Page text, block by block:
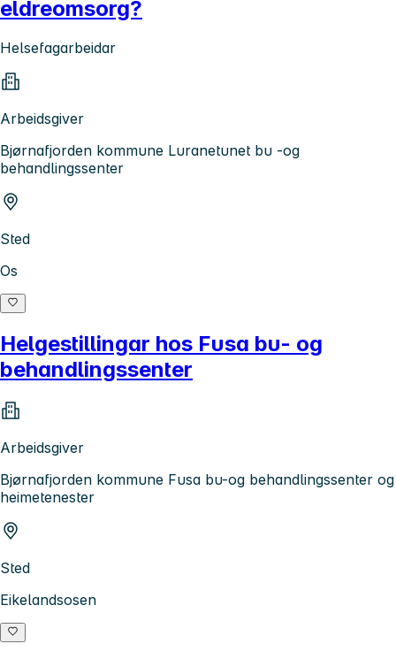
eldreomsorg?
Helsefagarbeidar
Arbeidsgiver
Bjørnafjorden kommune Luranetunet bu -og
behandlingssenter
Sted
Os
Helgestillingar hos Fusa bu- og
behandlingssenter
Arbeidsgiver
Bjørnafjorden kommune Fusa bu-og behandlingssenter og
heimetenester
Sted
Eikelandsosen